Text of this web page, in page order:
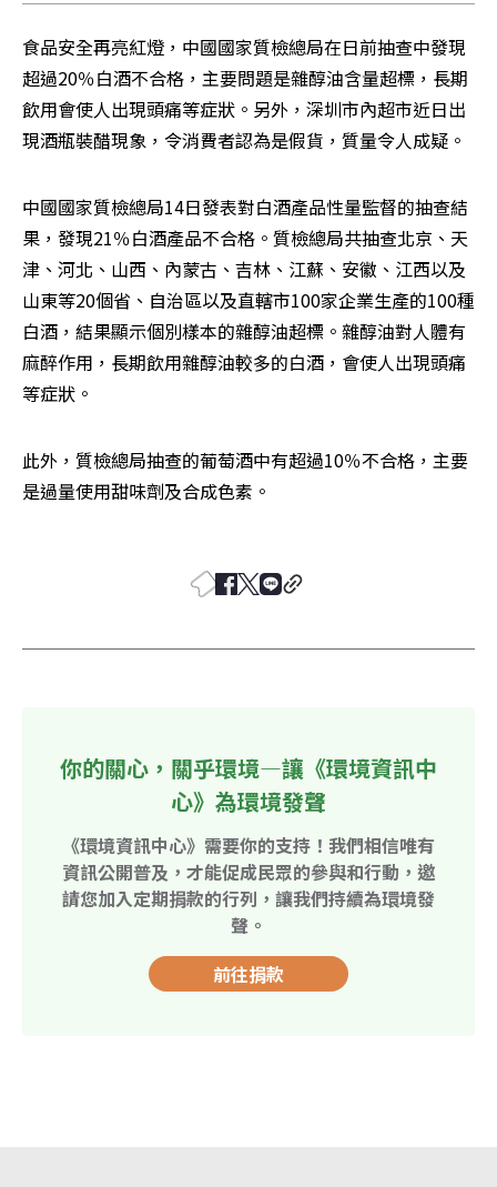
食品安全再亮紅燈，中國國家質檢總局在日前抽查中發現
超過20％白酒不合格，主要問題是雜醇油含量超標，長期
飲用會使人出現頭痛等症狀。另外，深圳市內超市近日出
現酒瓶裝醋現象，令消費者認為是假貨，質量令人成疑。
中國國家質檢總局14日發表對白酒產品性量監督的抽查結
果，發現21％白酒產品不合格。質檢總局共抽查北京、天
津、河北、山西、內蒙古、吉林、江蘇、安徽、江西以及
山東等20個省、自治區以及直轄市100家企業生產的100種
白酒，結果顯示個別樣本的雜醇油超標。雜醇油對人體有
麻醉作用，長期飲用雜醇油較多的白酒，會使人出現頭痛
等症狀。
此外，質檢總局抽查的葡萄酒中有超過10％不合格，主要
是過量使用甜味劑及合成色素。
你的關心，關乎環境—讓《環境資訊中
心》為環境發聲
《環境資訊中心》需要你的支持！我們相信唯有
資訊公開普及，才能促成民眾的參與和行動，邀
請您加入定期捐款的行列，讓我們持續為環境發
聲。
前往捐款